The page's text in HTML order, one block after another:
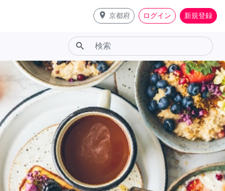
place 京都府 ログイン 新規登録
search